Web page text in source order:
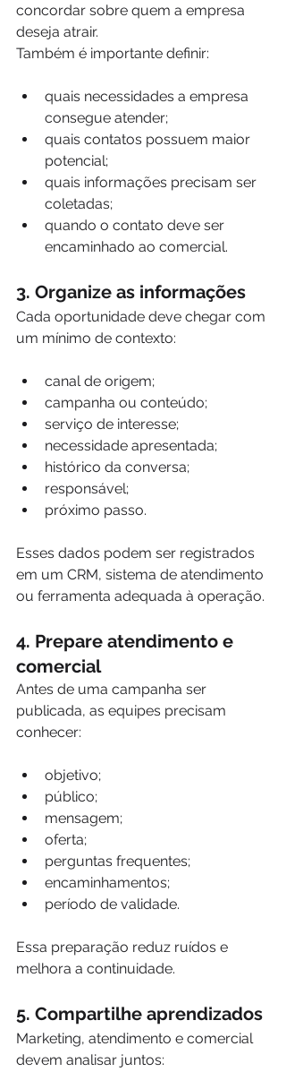
concordar sobre quem a empresa
deseja atrair.
Também é importante definir:
quais necessidades a empresa
consegue atender;
quais contatos possuem maior
potencial;
quais informações precisam ser
coletadas;
quando o contato deve ser
encaminhado ao comercial.
3. Organize as informações
Cada oportunidade deve chegar com
um mínimo de contexto:
canal de origem;
campanha ou conteúdo;
serviço de interesse;
necessidade apresentada;
histórico da conversa;
responsável;
próximo passo.
Esses dados podem ser registrados
em um CRM, sistema de atendimento
ou ferramenta adequada à operação.
4. Prepare atendimento e
comercial
Antes de uma campanha ser
publicada, as equipes precisam
conhecer:
objetivo;
público;
mensagem;
oferta;
perguntas frequentes;
encaminhamentos;
período de validade.
Essa preparação reduz ruídos e
melhora a continuidade.
5. Compartilhe aprendizados
Marketing, atendimento e comercial
devem analisar juntos: